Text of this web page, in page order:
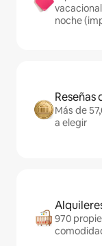
noche
Reseñas
Más de
a elegir
970